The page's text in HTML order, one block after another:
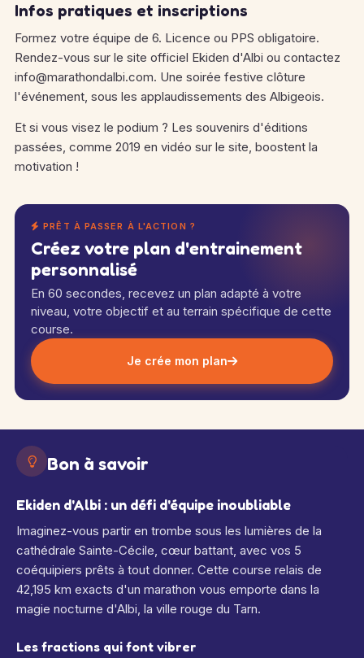
Infos pratiques et inscriptions
Formez votre équipe de 6. Licence ou PPS obligatoire.
Rendez-vous sur le site officiel Ekiden d'Albi ou contactez
info@marathondalbi.com. Une soirée festive clôture
l'événement, sous les applaudissements des Albigeois.
Et si vous visez le podium ? Les souvenirs d'éditions
passées, comme 2019 en vidéo sur le site, boostent la
motivation !
PRÊT À PASSER À L'ACTION ?
Créez votre plan d'entrainement
personnalisé
En 60 secondes, recevez un plan adapté à votre
niveau, votre objectif et au terrain spécifique de cette
course.
Je crée mon plan
Bon à savoir
Ekiden d'Albi : un défi d'équipe inoubliable
Imaginez-vous partir en trombe sous les lumières de la
cathédrale Sainte-Cécile, cœur battant, avec vos 5
coéquipiers prêts à tout donner. Cette course relais de
42,195 km exacts d'un marathon vous emporte dans la
magie nocturne d'Albi, la ville rouge du Tarn.
Les fractions qui font vibrer